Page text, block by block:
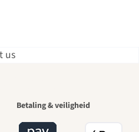
paden
Betaling & veiligheid